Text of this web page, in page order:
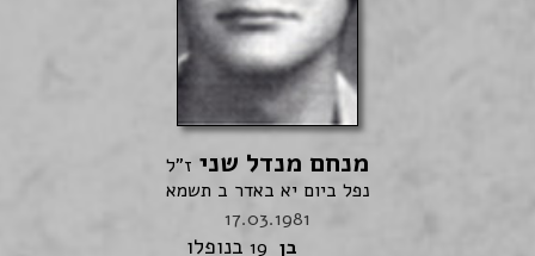
מנחם מנדל שני ז"ל
נפל ביום יא באדר ב תשמא
17.03.1981
בן 19 בנופלו